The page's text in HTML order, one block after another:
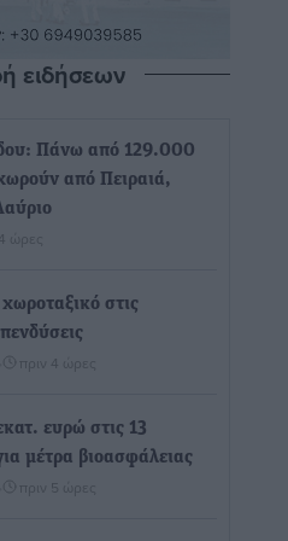
ειδήσεων
Πάνω από 129.000
από Πειραιά,
ώρες
στις
πριν 4 ώρες
ευρώ στις 13
μέτρα βιοασφάλειας
πριν 5 ώρες